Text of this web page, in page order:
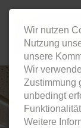
Wir nutzen
Nutzung
unsere
Wir
Zustimmung
unbedingt
Weitere